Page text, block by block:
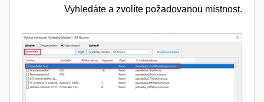
Vyhledáte a zvolíte požadovanou místnost.